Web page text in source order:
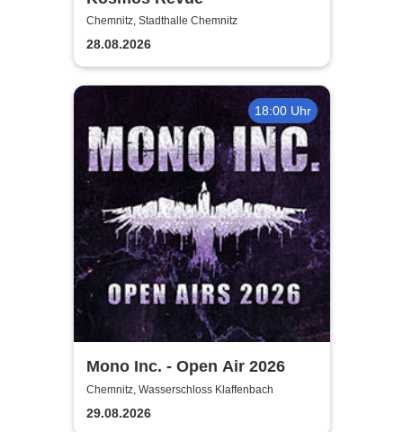
Chemnitz, Stadthalle Chemnitz
28.08.2026
18:00 Uhr
Mono Inc. - Open Air 2026
Chemnitz, Wasserschloss Klaffenbach
29.08.2026